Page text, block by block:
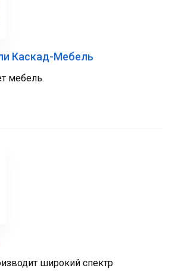
Каскад-Мебель
мебель.
широкий спектр